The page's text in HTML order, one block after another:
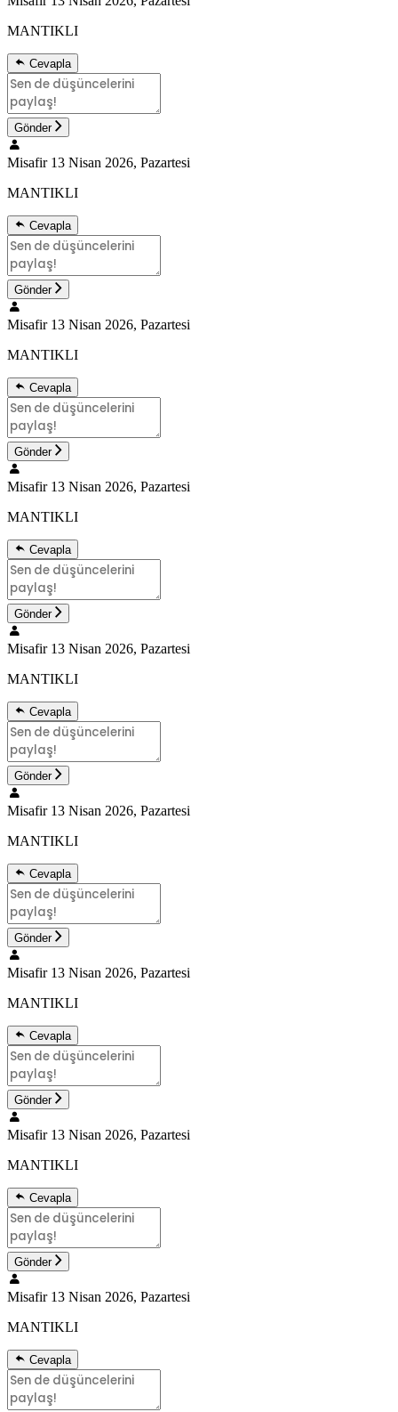
MANTIKLI
Cevapla
Gönder
Misafir 13 Nisan 2026, Pazartesi
MANTIKLI
Cevapla
Gönder
Misafir 13 Nisan 2026, Pazartesi
MANTIKLI
Cevapla
Gönder
Misafir 13 Nisan 2026, Pazartesi
MANTIKLI
Cevapla
Gönder
Misafir 13 Nisan 2026, Pazartesi
MANTIKLI
Cevapla
Gönder
Misafir 13 Nisan 2026, Pazartesi
MANTIKLI
Cevapla
Gönder
Misafir 13 Nisan 2026, Pazartesi
MANTIKLI
Cevapla
Gönder
Misafir 13 Nisan 2026, Pazartesi
MANTIKLI
Cevapla
Gönder
Misafir 13 Nisan 2026, Pazartesi
MANTIKLI
Cevapla